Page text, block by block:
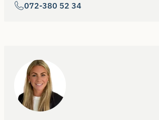
072-380 52 34